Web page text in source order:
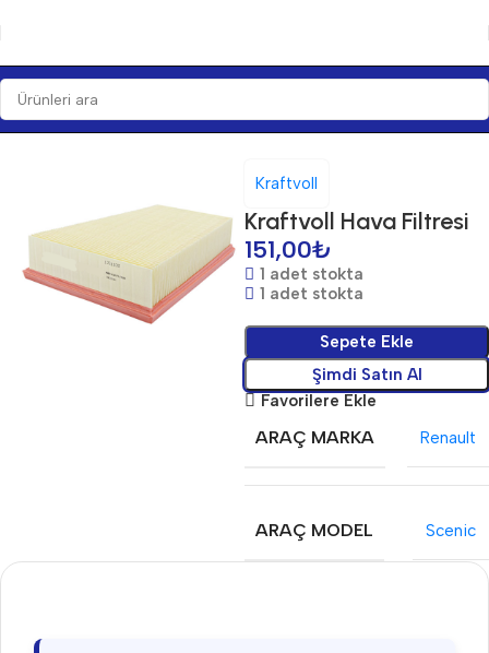
Ana Sayfa Bakım Ürünleri Filtre Hava Filtreleri
Kraftvoll
Kraftvoll Hava Filtresi
151,00₺
1 adet stokta
1 adet stokta
Sepete Ekle
Şimdi Satın Al
Favorilere Ekle
ARAÇ MARKA Renault
ARAÇ MODEL Scenic